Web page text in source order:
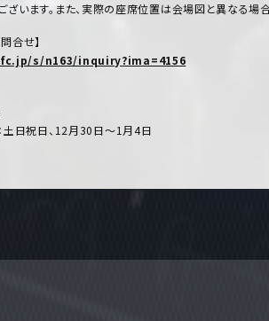
います。また、実際の座席位置は会場図と異なる場合
合せ】
s/n163/inquiry?ima=4156
日祝日、12月30日～1月4日